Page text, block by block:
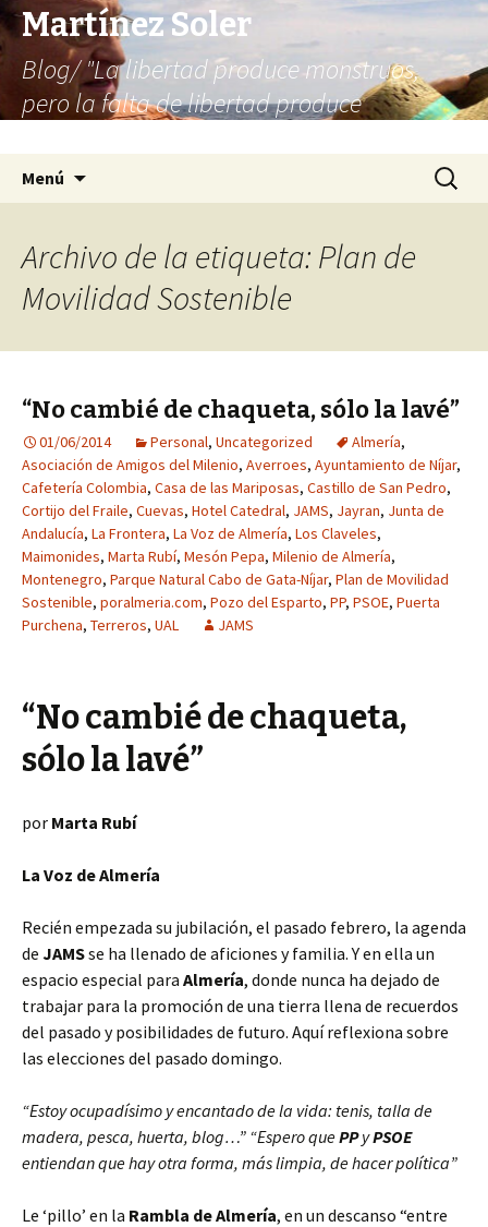
Martínez Soler
Blog/ "La libertad produce monstruos,
pero la falta de libertad produce
Menú Buscar:
Archivo de la etiqueta: Plan de
Movilidad Sostenible
“No cambié de chaqueta, sólo la lavé”
01/06/2014 Personal, Uncategorized Almería,
Asociación de Amigos del Milenio, Averroes, Ayuntamiento de Níjar,
Cafetería Colombia, Casa de las Mariposas, Castillo de San Pedro,
Cortijo del Fraile, Cuevas, Hotel Catedral, JAMS, Jayran, Junta de
Andalucía, La Frontera, La Voz de Almería, Los Claveles,
Maimonides, Marta Rubí, Mesón Pepa, Milenio de Almería,
Montenegro, Parque Natural Cabo de Gata-Níjar, Plan de Movilidad
Sostenible, poralmeria.com, Pozo del Esparto, PP, PSOE, Puerta
Purchena, Terreros, UAL JAMS
“No cambié de chaqueta,
sólo la lavé”
por Marta Rubí
La Voz de Almería
Recién empezada su jubilación, el pasado febrero, la agenda
de JAMSse ha llenado de aficiones y familia. Y en ella un
espacio especial para Almería, donde nunca ha dejado de
trabajar para la promoción de una tierra llena de recuerdos
del pasado y posibilidades de futuro. Aquí reflexiona sobre
las elecciones del pasado domingo.
“Estoy ocupadísimo y encantado de la vida: tenis, talla de
madera, pesca, huerta, blog…” “Espero quePPyPSOE
entiendan que hay otra forma, más limpia, de hacer política”
Le ‘pillo’ en la Rambla de Almería, en un descanso “entre